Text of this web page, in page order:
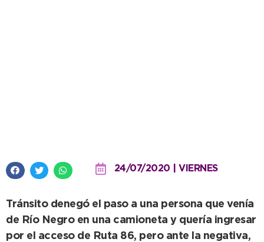
24/07/2020 | VIERNES
Tránsito denegó el paso a una persona que venía
de Río Negro en una camioneta y quería ingresar
por el acceso de Ruta 86, pero ante la negativa,